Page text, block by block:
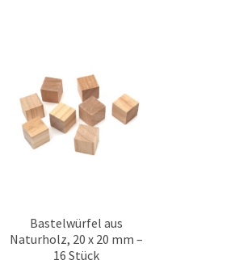
Bastelwürfel aus
Naturholz, 20 x 20 mm –
16 Stück